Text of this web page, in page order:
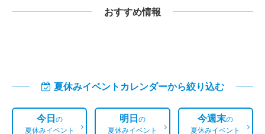
おすすめ情報
夏休みイベントカレンダーから絞り込む
今日の
夏休みイベント
明日の
夏休みイベント
今週末の
夏休みイベント